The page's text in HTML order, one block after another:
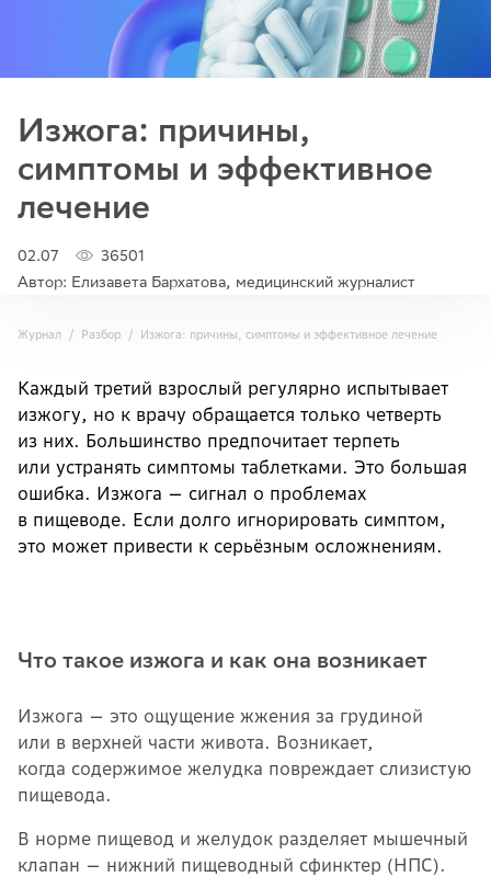
Изжога: причины,
симптомы и эффективное
лечение
02.07
36501
Автор: Елизавета Бархатова, медицинский журналист
Журнал Разбор Изжога: причины, симптомы и эффективное лечение
Каждый третий взрослый регулярно испытывает
изжогу, но к врачу обращается только четверть
из них. Большинство предпочитает терпеть
или устранять симптомы таблетками. Это большая
ошибка. Изжога — сигнал о проблемах
в пищеводе. Если долго игнорировать симптом,
это может привести к серьёзным осложнениям.
Что такое изжога и как она возникает
Изжога — это ощущение жжения за грудиной
или в верхней части живота. Возникает,
когда содержимое желудка повреждает слизистую
пищевода.
В норме пищевод и желудок разделяет мышечный
клапан — нижний пищеводный сфинктер (НПС).